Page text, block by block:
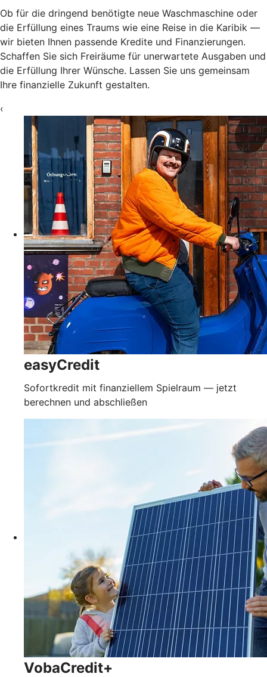
Ob für die dringend benötigte neue Waschmaschine oder
die Erfüllung eines Traums wie eine Reise in die Karibik —
wir bieten Ihnen passende Kredite und Finanzierungen.
Schaffen Sie sich Freiräume für unerwartete Ausgaben und
die Erfüllung Ihrer Wünsche. Lassen Sie uns gemeinsam
Ihre finanzielle Zukunft gestalten.
‹
easyCredit
Sofortkredit mit finanziellem Spielraum — jetzt
berechnen und abschließen
VobaCredit+